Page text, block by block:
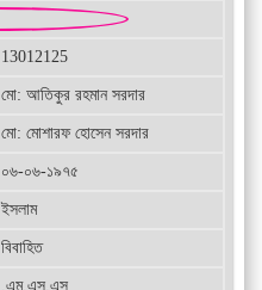
13012125
মো: আতিকুর রহমান সরদার
মো: মোশারফ হোসেন সরদার
০৬-০৬-১৯৭৫
ইসলাম
বিবাহিত
.এম,এস,এস